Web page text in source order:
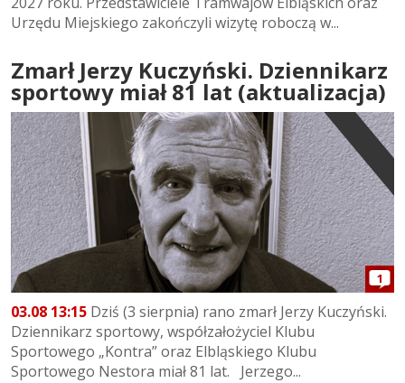
Urzędu Miejskiego zakończyli wizytę roboczą w...
Zmarł Jerzy Kuczyński. Dziennikarz
sportowy miał 81 lat (aktualizacja)
1
03.08 13:15 Dziś (3 sierpnia) rano zmarł Jerzy Kuczyński.
Dziennikarz sportowy, współzałożyciel Klubu
Sportowego „Kontra” oraz Elbląskiego Klubu
Sportowego Nestora miał 81 lat. Jerzego...